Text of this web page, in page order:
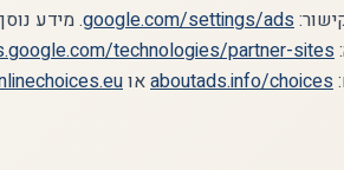
google.com/settings/ads
technologies/partner-sites
aboutads.info/choicesאו